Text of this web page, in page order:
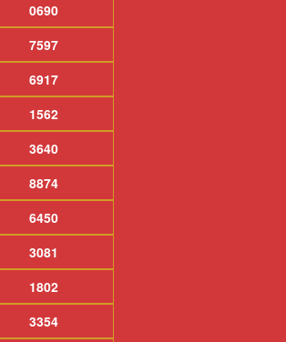
0690
7597
6917
1562
3640
8874
6450
3081
1802
3354